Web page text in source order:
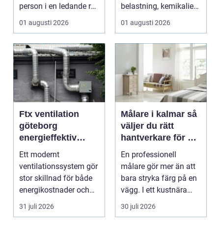
person i en ledande roll
f&a...
01 augusti 2026
belastning, kemikalier
och väta utan at...
01 augusti 2026
Ftx ventilation
göteborg
energieffektiv
lösning för ett
bättre
inomhusklimat
Ett modernt
ventilationssystem gör
stor skillnad för både
energikostnader och
välmående. I en stad
s...
31 juli 2026
Målare i kalmar så
väljer du rätt
hantverkare för ett
hållbart resultat
En professionell
målare gör mer än att
bara stryka färg på en
vägg. I ett kustnära
område som Kalmar...
30 juli 2026